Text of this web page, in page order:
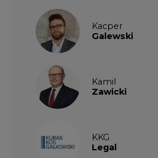
Kacper
Galewski
Kamil
Zawicki
KKG
Legal